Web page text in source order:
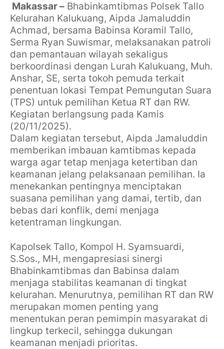
Makassar – Bhabinkamtibmas Polsek Tallo
Kelurahan Kalukuang, Aipda Jamaluddin
Achmad, bersama Babinsa Koramil Tallo,
Serma Ryan Suwismar, melaksanakan patroli
dan pemantauan wilayah sekaligus
berkoordinasi dengan Lurah Kalukuang, Muh.
Anshar, SE, serta tokoh pemuda terkait
penentuan lokasi Tempat Pemungutan Suara
(TPS) untuk pemilihan Ketua RT dan RW.
Kegiatan berlangsung pada Kamis
(20/11/2025).
Dalam kegiatan tersebut, Aipda Jamaluddin
memberikan imbauan kamtibmas kepada
warga agar tetap menjaga ketertiban dan
keamanan jelang pelaksanaan pemilihan. Ia
menekankan pentingnya menciptakan
suasana pemilihan yang damai, tertib, dan
bebas dari konflik, demi menjaga
ketentraman lingkungan.
Kapolsek Tallo, Kompol H. Syamsuardi,
S.Sos., MH, mengapresiasi sinergi
Bhabinkamtibmas dan Babinsa dalam
menjaga stabilitas keamanan di tingkat
kelurahan. Menurutnya, pemilihan RT dan RW
merupakan momen penting yang
menentukan peran pemimpin masyarakat di
lingkup terkecil, sehingga dukungan
keamanan menjadi prioritas.